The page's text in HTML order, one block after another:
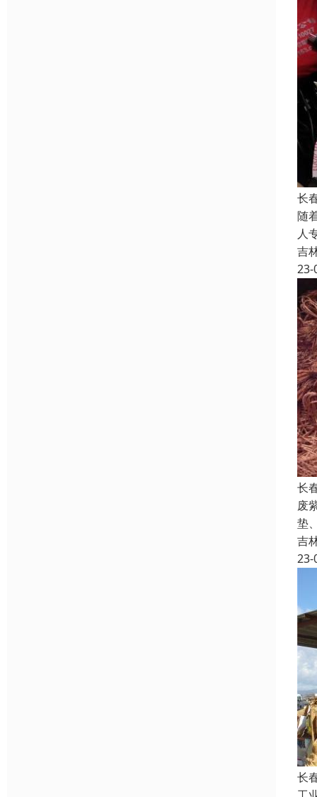
长
随
人
吉
23-
长
废
垫
吉
23-
长